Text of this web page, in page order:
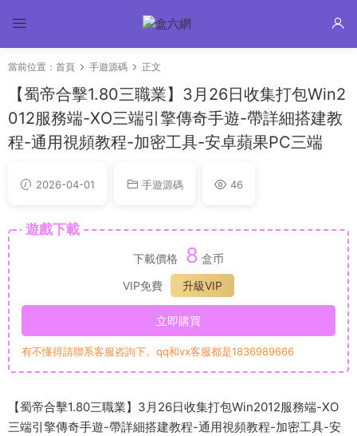
當前位置： 首頁 手遊源碼 正文
【蜀帝合擊1.80三職業】3月26日收集打包Win2
012服務端-XO三端引擎傳奇手遊-帶詳細搭建教
程-通用視頻教程-加密工具-安卓蘋果PC三端
2026-04-01 手遊源碼 46
遊戲下載
下載價格 8 盒币
VIP免費
升級VIP
立即購買
有不懂得請聯系客服咨詢下。qq和vx客服都是1836989666
【蜀帝合擊1.80三職業】3月26日收集打包Win2012服務端-XO
三端引擎傳奇手遊-帶詳細搭建教程-通用視頻教程-加密工具-安